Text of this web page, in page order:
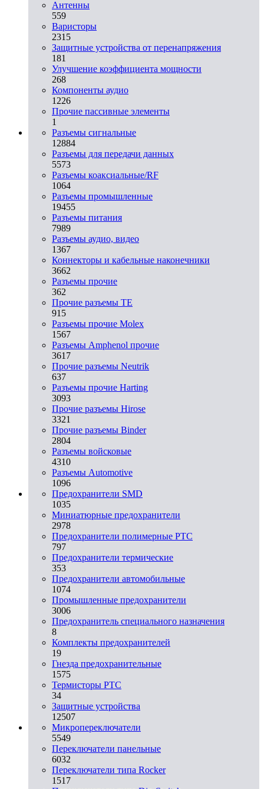
Антенны
559
Варисторы
2315
Защитные устройства от перенапряжения
181
Улучшение коэффициента мощности
268
Компоненты аудио
1226
Прочие пассивные элементы
1
Разъeмы сигнальные
12884
Разъeмы для передачи данных
5573
Разъeмы коаксиальные/RF
1064
Разъeмы промышленные
19455
Разъeмы питания
7989
Разъeмы аудио, видео
1367
Коннекторы и кабельные наконечники
3662
Разъeмы прочие
362
Прочие разъемы TE
915
Разъемы прочие Molex
1567
Разъемы Amphenol прочие
3617
Прочие разъемы Neutrik
637
Разъемы прочие Harting
3093
Прочие разъемы Hirose
3321
Прочие разъемы Binder
2804
Разъемы войсковые
4310
Разъeмы Automotive
1096
Предохранители SMD
1035
Миниатюрные предохранители
2978
Предохранители полимерные PTC
797
Предохранители термические
353
Предохранители автомобильные
1074
Промышленные предохранители
3006
Предохранитель специального назначения
8
Комплекты предохранителей
19
Гнезда предохранительные
1575
Термисторы PTC
34
Защитные устройства
12507
Микропереключатели
5549
Переключатели панельные
6032
Переключатели типа Rocker
1517